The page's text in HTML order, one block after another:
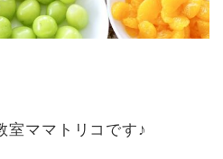
室ママトリコです♪